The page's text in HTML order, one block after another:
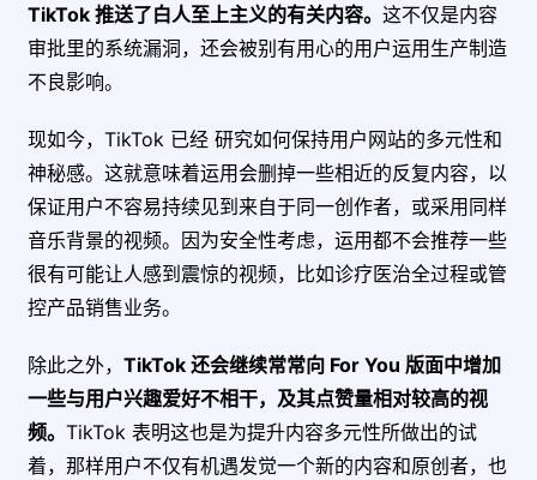
TikTok 推送了白人至上主义的有关内容。 这不仅是内容
审批里的系统漏洞，还会被别有用心的用户运用生产制造
不良影响。
现如今，TikTok 已经 研究如何保持用户网站的多元性和
神秘感。这就意味着运用会删掉一些相近的反复内容，以
保证用户不容易持续见到来自于同一创作者，或采用同样
音乐背景的视频。因为安全性考虑，运用都不会推荐一些
很有可能让人感到震惊的视频，比如诊疗医治全过程或管
控产品销售业务。
除此之外， TikTok 还会继续常常向 For You 版面中增加
一些与用户兴趣爱好不相干，及其点赞量相对较高的视
频。 TikTok 表明这也是为提升内容多元性所做出的试
着，那样用户不仅有机遇发觉一个新的内容和原创者，也